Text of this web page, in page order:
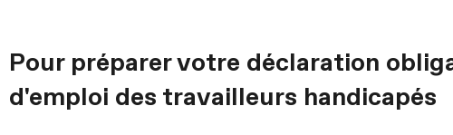
Pour préparer votre déclaration
d'emploi des travailleurs handicapés